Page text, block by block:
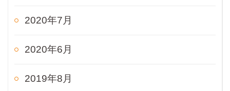
2020年7月
2020年6月
2019年8月